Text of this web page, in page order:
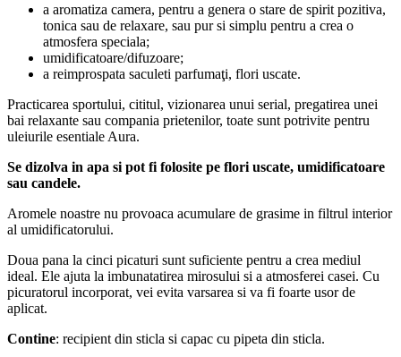
a aromatiza camera, pentru a genera o stare de spirit pozitiva,
tonica sau de relaxare, sau pur si simplu pentru a crea o
atmosfera speciala;
umidificatoare/difuzoare;
a reimprospata saculeti parfumaţi, flori uscate.
Practicarea sportului, cititul, vizionarea unui serial, pregatirea unei
bai relaxante sau compania prietenilor, toate sunt potrivite pentru
uleiurile esentiale Aura.
Se dizolva in apa si pot fi folosite pe flori uscate, umidificatoare
sau candele.
Aromele noastre nu provoaca acumulare de grasime in filtrul interior
al umidificatorului.
Doua pana la cinci picaturi sunt suficiente pentru a crea mediul
ideal. Ele ajuta la imbunatatirea mirosului si a atmosferei casei. Cu
picuratorul incorporat, vei evita varsarea si va fi foarte usor de
aplicat.
Contine: recipient din sticla si capac cu pipeta din sticla.